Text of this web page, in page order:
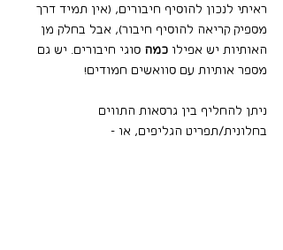
ראיתי לנכון להוסיף חיבורים, (אין תמיד דרך
מספיק קריאה להוסיף חיבור), אבל בחלק מן
האותיות יש אפילו כמה סוגי חיבורים. יש גם
מספר אותיות עם סוואשים חמודים!
ניתן להחליף בין גרסאות התווים
בחלונית/תפריט הגליפים, או -